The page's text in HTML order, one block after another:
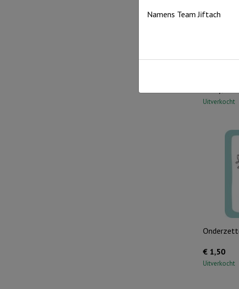
Uitverkocht
€ 1,50
Uitverkocht
Namens Team Jiftach